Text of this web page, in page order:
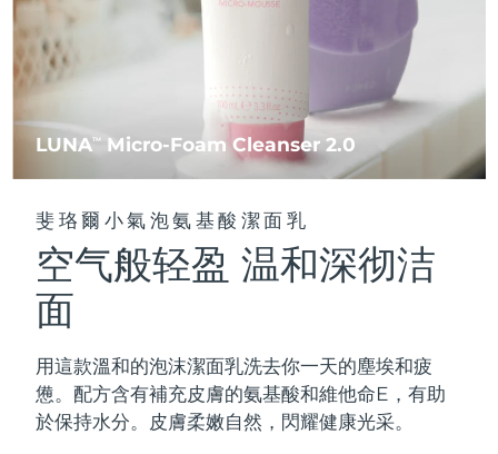
LUNATM Micro-Foam Cleanser 2.0
斐珞爾小氣泡氨基酸潔面乳
空气般轻盈 温和深彻洁
面
用這款溫和的泡沫潔面乳洗去你一天的塵埃和疲
憊。配方含有補充皮膚的氨基酸和維他命E，有助
於保持水分。皮膚柔嫩自然，閃耀健康光采。
LUNA™ 4 go
LUNA™護膚
Premium cleansers & balm
LUNA™ 設備
All facial cleansing devices
BEAR™ 設備
Portable red light therapy
面膜
UFO™ 設備
For ages 0-3
issa™ Teeth Whitening Set
ISSA™ 設備
FAQ™ 102
FAQ™ 103
Luxurious clinical anti-aging set
FAQ™ P1 Primer
Manuka honey primer
FAQ™護膚品
All FAQ™ skincare
FAQ™ 202
FAQ™ 211
Anti-aging neck & décolleté LED mask
FAQ™ 221
Anti-aging LED hand mask
FAQ™護膚品
All FAQ™ skincare
生髮
LED hair strengthening scalp massager
FAQ™ Scalp Serum
FAQ™護膚品
FAQ™產品
All hair treatments
肌膚年輕化
Full-Spectrum Red Light Therapy
FAQ™ 502
FAQ™ Red Light Serum
FAQ™ skincare
All FAQ™ skincare
保健品
NEW
專業治療
PEACH™ 2 Pro Max
Professional IPL hair removal device
BEAR™ 2 body
Microcurrent body toning
克羅埃西亞 08/08/2026
賽普勒斯 09/08/2026
捷克 預計送達日期 08/08/2026
丹麥 預計送達日期08/08/2026
愛沙尼亞 預計送達日期
芬蘭 預計送達日期08/08/2026
法屬玻里尼西亞 預計送達日期12/08/2026